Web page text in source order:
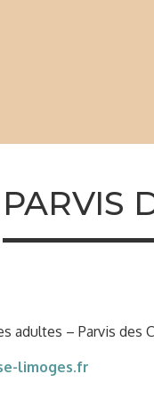
PARVIS
adultes – Parvis des
limoges.fr